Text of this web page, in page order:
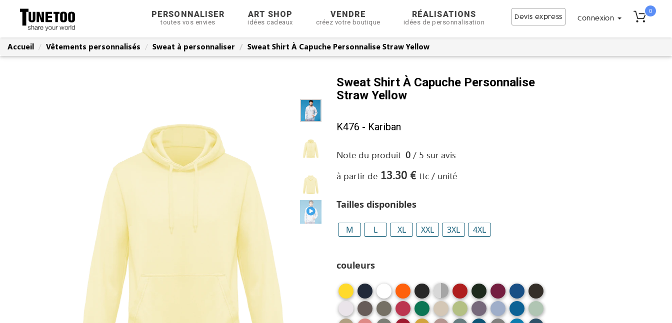
PERSONNALISER
toutes vos envies
ART SHOP
idées cadeaux
VENDRE
créez votre boutique
RÉALISATIONS
idées de personnalisation
Devis express Connexion
0
Accueil Vêtements personnalisés Sweat à personnaliser Sweat Shirt À Capuche Personnalise Straw Yellow
Sweat Shirt À Capuche Personnalise
Straw Yellow
K476 - Kariban
Note du produit:0 / 5 suravis
à partir de 13.30 €ttc / unité
Tailles disponibles
M L XL XXL 3XL 4XL
couleurs